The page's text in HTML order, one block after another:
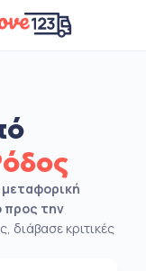
μεταφορική
προς την
διάβασε κριτικές